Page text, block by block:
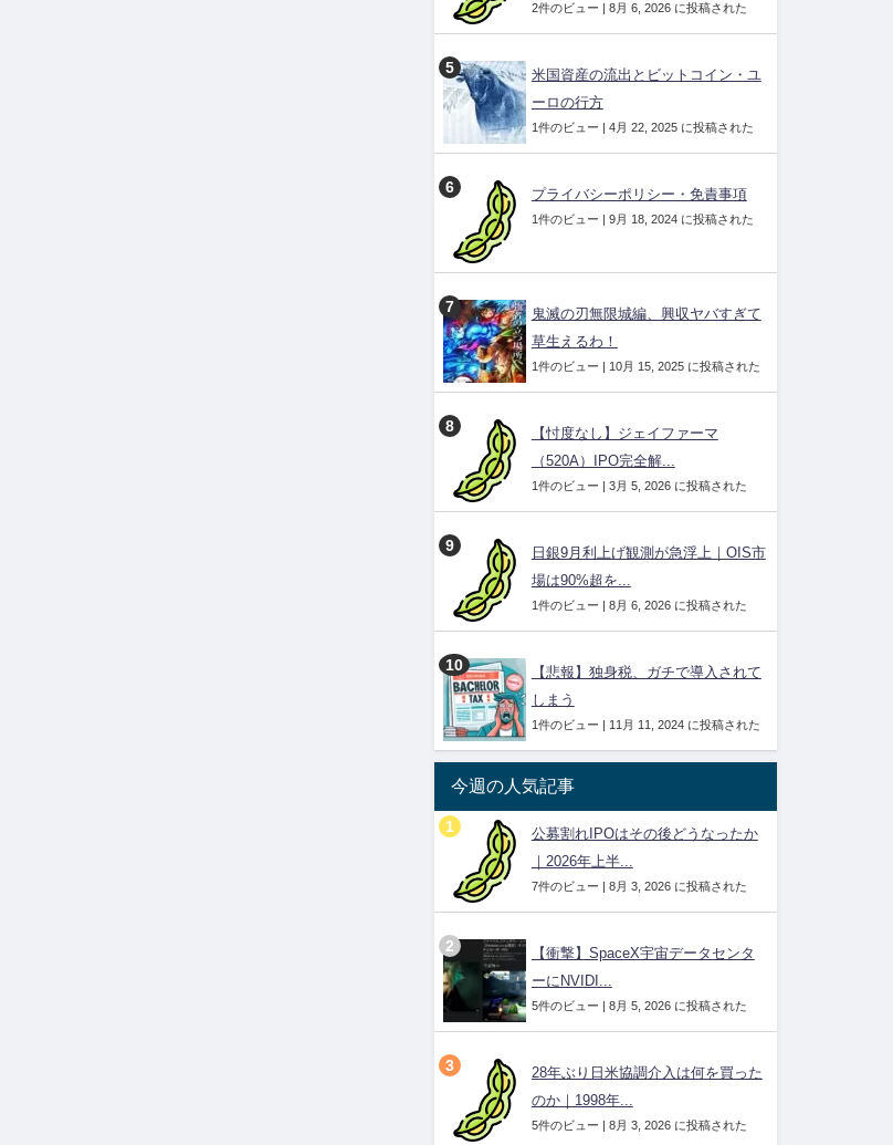
2件のビュー | 8月 6, 2026 に投稿された
米国資産の流出とビットコイン・ユ
ーロの行方
1件のビュー | 4月 22, 2025 に投稿された
プライバシーポリシー・免責事項
1件のビュー | 9月 18, 2024 に投稿された
鬼滅の刃無限城編、興収ヤバすぎて
草生えるわ！
1件のビュー | 10月 15, 2025 に投稿された
【忖度なし】ジェイファーマ
（520A）IPO完全解...
1件のビュー | 3月 5, 2026 に投稿された
日銀9月利上げ観測が急浮上｜OIS市
場は90%超を...
1件のビュー | 8月 6, 2026 に投稿された
【悲報】独身税、ガチで導入されて
しまう
1件のビュー | 11月 11, 2024 に投稿された
今週の人気記事
公募割れIPOはその後どうなったか
｜2026年上半...
7件のビュー | 8月 3, 2026 に投稿された
【衝撃】SpaceX宇宙データセンタ
ーにNVIDI...
5件のビュー | 8月 5, 2026 に投稿された
28年ぶり日米協調介入は何を買った
のか｜1998年...
5件のビュー | 8月 3, 2026 に投稿された